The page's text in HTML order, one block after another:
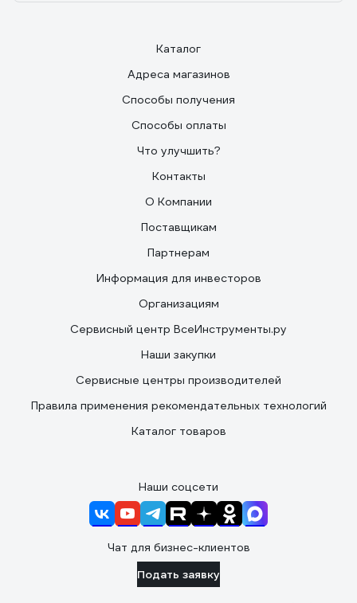
Каталог
Адреса магазинов
Способы получения
Способы оплаты
Что улучшить?
Контакты
О Компании
Поставщикам
Партнерам
Информация для инвесторов
Организациям
Сервисный центр ВсеИнструменты.ру
Наши закупки
Сервисные центры производителей
Правила применения рекомендательных технологий
Каталог товаров
Наши соцсети
Чат для бизнес-клиентов
Подать заявку